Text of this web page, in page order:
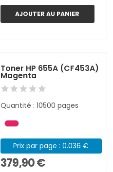
AJOUTER AU PANIER
Toner HP 655A (CF453A)
Magenta
Quantité : 10500 pages
Prix par page : 0.036 €
379,90 €